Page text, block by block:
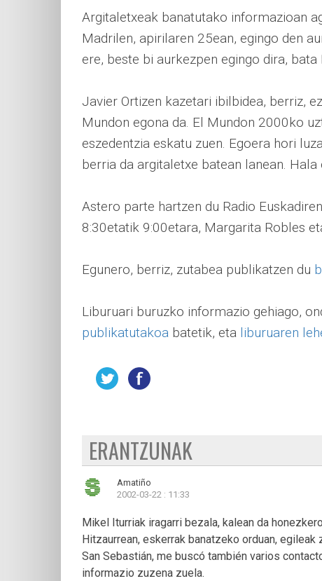
Argitaletxeak banatutako informazioan
Madrilen, apirilaren 25ean, egingo den
ere, beste bi aurkezpen egingo dira, bata
Javier Ortizen kazetari ibilbidea, berriz,
Mundon egona da. El Mundon 2000ko
eszedentzia eskatu zuen. Egoera hori
berria da argitaletxe batean lanean.
Astero parte hartzen du Radio
8:30etatik 9:00etara, Margarita Robles
Egunero, berriz, zutabea publikatzen du
Liburuari buruzko informazio gehiago,
publikatutakoa batetik, eta liburuaren
ERANTZUNAK
Amatiño
2002-03-22 : 11:33
Mikel Iturriak iragarri bezala, kalean da
Hitzaurrean, eskerrak banatzeko orduan,
San Sebastián, me buscó también varios
informazio zuzena zuela.